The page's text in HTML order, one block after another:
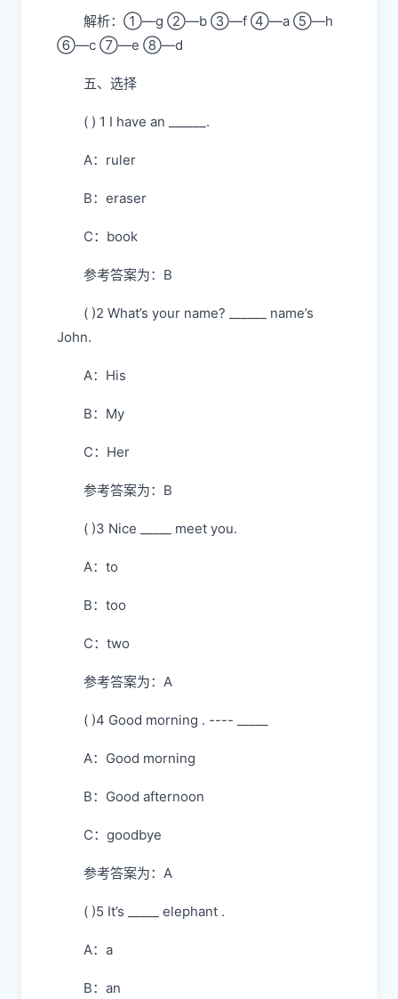
解析：①—g ②—b ③—f ④—a ⑤—h
⑥—c ⑦—e ⑧—d
五、选择
( ) 1 I have an ______.
A：ruler
B：eraser
C：book
参考答案为：B
( )2 What’s your name? ______ name’s
John.
A：His
B：My
C：Her
参考答案为：B
( )3 Nice _____ meet you.
A：to
B：too
C：two
参考答案为：A
( )4 Good morning . ---- _____
A：Good morning
B：Good afternoon
C：goodbye
参考答案为：A
( )5 It’s _____ elephant .
A：a
B：an